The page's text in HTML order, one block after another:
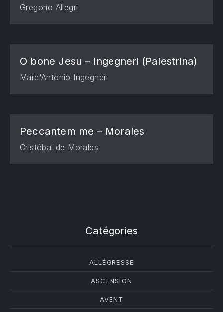
Gregorio Allegri
O bone Jesu – Ingegneri (Palestrina)
Marc'Antonio Ingegneri
Peccantem me – Morales
Cristóbal de Morales
Catégories
ALLÉGRESSE
ASCENSION
AVENT